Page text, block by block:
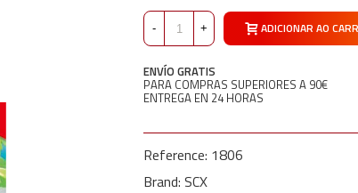
- + ADICIONAR AO
ENVÍO GRATIS
PARA COMPRAS SUPERIORES A 90€
ENTREGA EN 24 HORAS
Reference: 1806
Brand: SCX